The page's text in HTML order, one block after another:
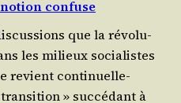
confuse
que la révo­lu­
les milieux socia­listes
revient conti­nuel­le­
» suc­cé­dant à